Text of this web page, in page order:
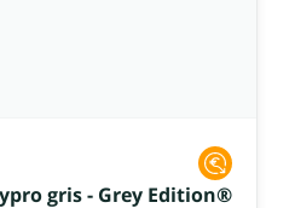
gris - Grey Edition®